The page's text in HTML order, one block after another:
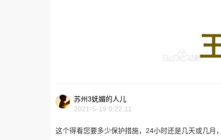
苏州3妩媚的人儿
2021-5-19 0:22:11
这个得看您要多少保护措施，24小时还是几天或几